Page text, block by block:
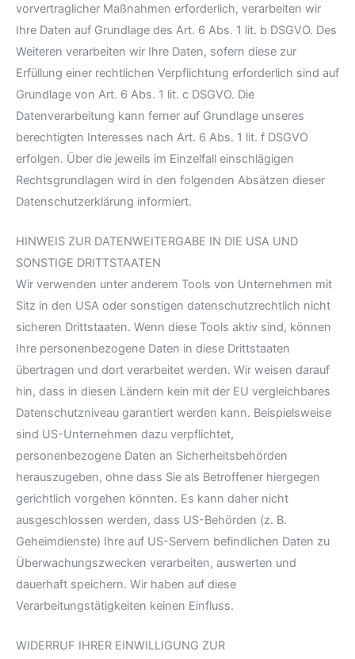
vorvertraglicher Maßnahmen erforderlich, verarbeiten wir
Ihre Daten auf Grundlage des Art. 6 Abs. 1 lit. b DSGVO. Des
Weiteren verarbeiten wir Ihre Daten, sofern diese zur
Erfüllung einer rechtlichen Verpflichtung erforderlich sind auf
Grundlage von Art. 6 Abs. 1 lit. c DSGVO. Die
Datenverarbeitung kann ferner auf Grundlage unseres
berechtigten Interesses nach Art. 6 Abs. 1 lit. f DSGVO
erfolgen. Über die jeweils im Einzelfall einschlägigen
Rechtsgrundlagen wird in den folgenden Absätzen dieser
Datenschutzerklärung informiert.
HINWEIS ZUR DATENWEITERGABE IN DIE USA UND
SONSTIGE DRITTSTAATEN
Wir verwenden unter anderem Tools von Unternehmen mit
Sitz in den USA oder sonstigen datenschutzrechtlich nicht
sicheren Drittstaaten. Wenn diese Tools aktiv sind, können
Ihre personenbezogene Daten in diese Drittstaaten
übertragen und dort verarbeitet werden. Wir weisen darauf
hin, dass in diesen Ländern kein mit der EU vergleichbares
Datenschutzniveau garantiert werden kann. Beispielsweise
sind US-Unternehmen dazu verpflichtet,
personenbezogene Daten an Sicherheitsbehörden
herauszugeben, ohne dass Sie als Betroffener hiergegen
gerichtlich vorgehen könnten. Es kann daher nicht
ausgeschlossen werden, dass US-Behörden (z. B.
Geheimdienste) Ihre auf US-Servern befindlichen Daten zu
Überwachungszwecken verarbeiten, auswerten und
dauerhaft speichern. Wir haben auf diese
Verarbeitungstätigkeiten keinen Einfluss.
WIDERRUF IHRER EINWILLIGUNG ZUR